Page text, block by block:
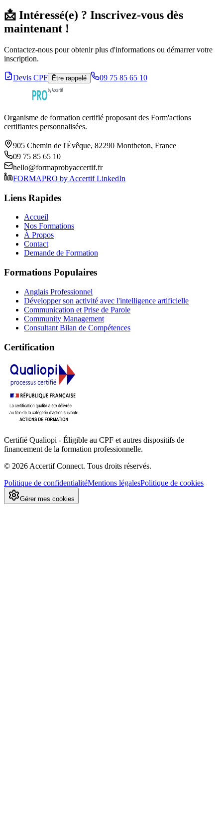
📩 Intéressé(e) ? Inscrivez-vous dès
maintenant !
Contactez-nous pour obtenir plus d'informations ou démarrer votre
inscription.
Devis CPF Être rappelé 09 75 85 65 10
Organisme de formation certifié proposant des Form'actions
certifiantes personnalisées.
905 Chemin de l'Évêque, 82290 Montbeton, France
09 75 85 65 10
hello@formaprobyaccertif.fr
FORMAPRO by Accertif LinkedIn
Liens Rapides
Accueil
Nos Formations
À Propos
Contact
Demande de Formation
Formations Populaires
Anglais Professionnel
Développer son activité avec l'intelligence artificielle
Communication et Prise de Parole
Community Management
Consultant Bilan de Compétences
Certification
Certifié Qualiopi - Éligible au CPF et autres dispositifs de
financement de la formation professionnelle.
© 2026 Accertif Connect. Tous droits réservés.
Politique de confidentialitéMentions légalesPolitique de cookies
Gérer mes cookies